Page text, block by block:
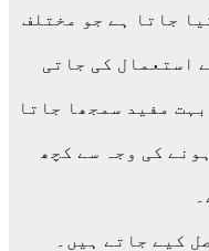
جاتا ہے جو مختلف
استعمال کی جاتی
مفید سمجھا جاتا
کی وجہ سے کچھ
کیے جاتے ہیں۔